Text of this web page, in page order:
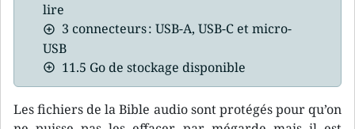
lire
3 connecteurs : USB-A, USB-C et micro-
USB
11.5 Go de stockage disponible
Les fichiers de la Bible audio sont protégés pour qu’on